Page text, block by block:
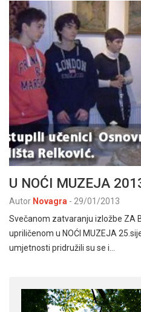
U NOĆI MUZEJA
Autor Novagra - 29/01/2013
Svečanom zatvaranju izložbe ZA
upriličenom u NOĆI MUZEJA
umjetnosti pridružili su se i…